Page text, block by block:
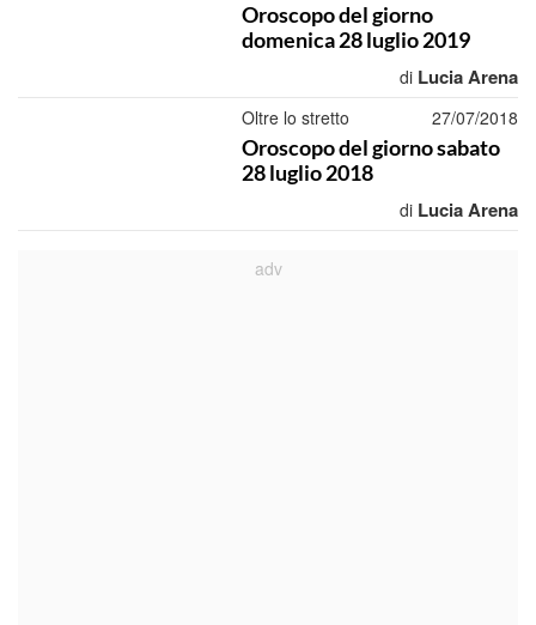
Oroscopo del giorno
domenica 28 luglio 2019
di Lucia Arena
Oltre lo stretto 27/07/2018
Oroscopo del giorno sabato
28 luglio 2018
di Lucia Arena